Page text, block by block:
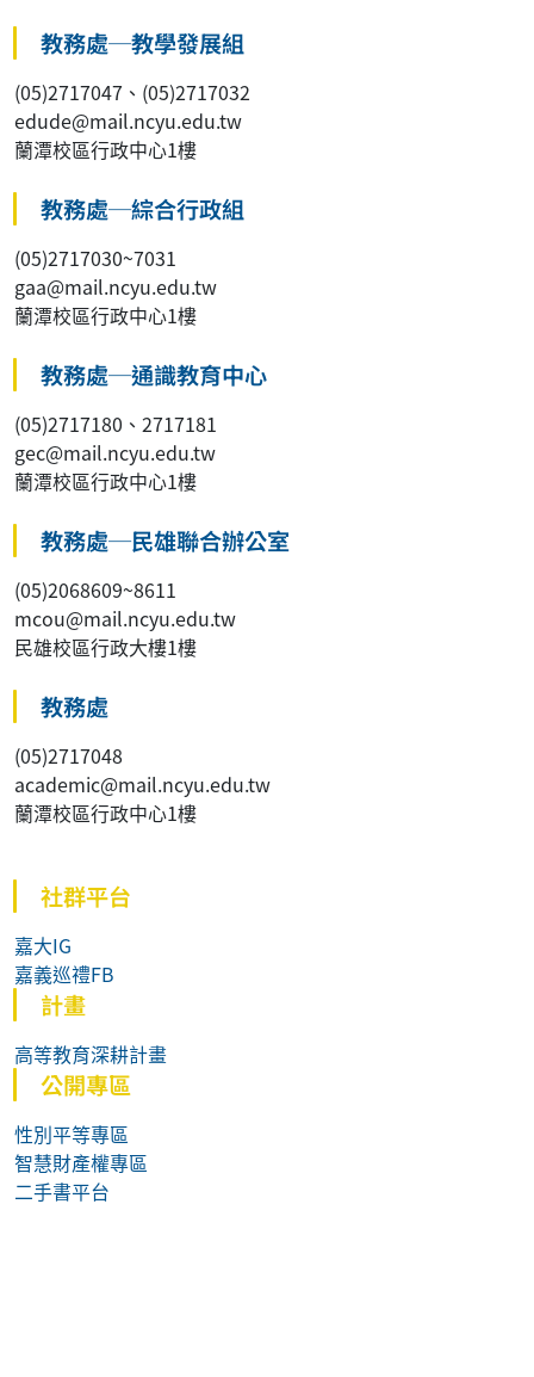
教務處─教學發展組
(05)2717047、(05)2717032
edude@mail.ncyu.edu.tw
蘭潭校區行政中心1樓
教務處─綜合行政組
(05)2717030~7031
gaa@mail.ncyu.edu.tw
蘭潭校區行政中心1樓
教務處─通識教育中心
(05)2717180、2717181
gec@mail.ncyu.edu.tw
蘭潭校區行政中心1樓
教務處─民雄聯合辦公室
(05)2068609~8611
mcou@mail.ncyu.edu.tw
民雄校區行政大樓1樓
教務處
(05)2717048
academic@mail.ncyu.edu.tw
蘭潭校區行政中心1樓
社群平台
嘉大IG
嘉義巡禮FB
計畫
高等教育深耕計畫
公開專區
性別平等專區
智慧財產權專區
二手書平台